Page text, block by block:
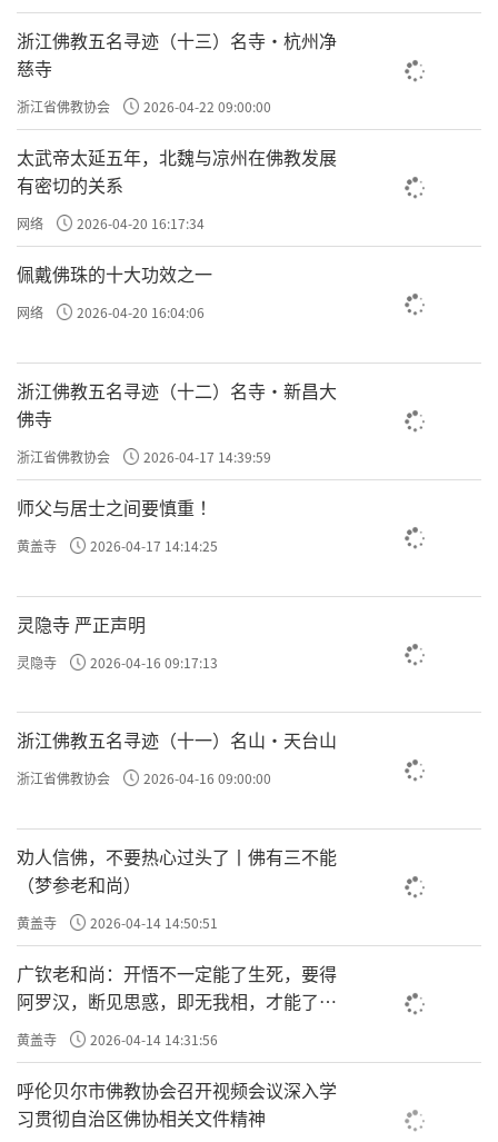
浙江佛教五名寻迹（十三）名寺·杭州净
慈寺
浙江省佛教协会 2026-04-22 09:00:00
太武帝太延五年，北魏与凉州在佛教发展
有密切的关系
网络 2026-04-20 16:17:34
佩戴佛珠的十大功效之一
网络 2026-04-20 16:04:06
浙江佛教五名寻迹（十二）名寺·新昌大
佛寺
浙江省佛教协会 2026-04-17 14:39:59
师父与居士之间要慎重 ！
黄盖寺 2026-04-17 14:14:25
灵隐寺 严正声明
灵隐寺 2026-04-16 09:17:13
浙江佛教五名寻迹（十一）名山·天台山
浙江省佛教协会 2026-04-16 09:00:00
劝人信佛，不要热心过头了丨佛有三不能
（梦参老和尚）
黄盖寺 2026-04-14 14:50:51
广钦老和尚：开悟不一定能了生死，要得
阿罗汉，断见思惑，即无我相，才能了生
死
黄盖寺 2026-04-14 14:31:56
呼伦贝尔市佛教协会召开视频会议深入学
习贯彻自治区佛协相关文件精神